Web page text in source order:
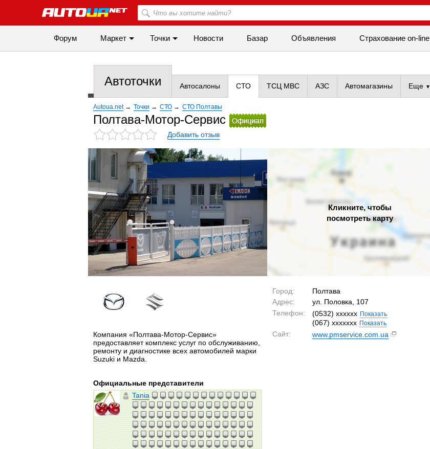
Форум Маркет Точки Новости Базар Объявления Cтрахование on-line
Автоточки Автосалоны СТО ТСЦ МВС АЗС Автомагазины Еще
Autoua.net → Точки → СТО → СТО Полтавы
Полтава-Мотор-Сервис
Добавить отзыв
Кликните, чтобы
посмотреть карту
Город:
Полтава
Адрес:
ул. Половка, 107
Телефон:
(0532) xxxxxx Показать
(067) xxxxxxx Показать
Сайт: www.pmservice.com.ua
Компания «Полтава-Мотор-Сервис»
предоставляет комплекс услуг по обслуживанию,
ремонту и диагностике всех автомобилей марки
Suzuki и Mazda.
Официальные представители
Tania